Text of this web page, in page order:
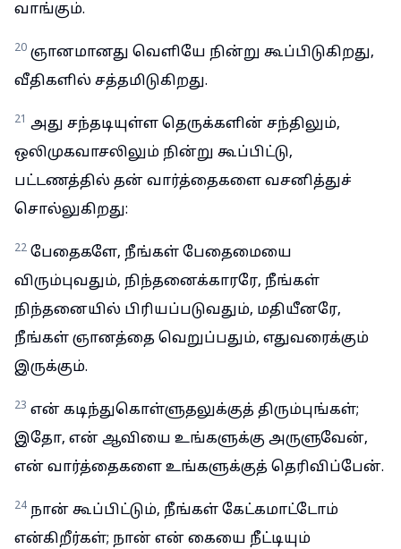
வாங்கும்.
20 ஞானமானது வெளியே நின்று கூப்பிடுகிறது,
வீதிகளில் சத்தமிடுகிறது.
21 அது சந்தடியுள்ள தெருக்களின் சந்திலும்,
ஒலிமுகவாசலிலும் நின்று கூப்பிட்டு,
பட்டணத்தில் தன் வார்த்தைகளை வசனித்துச்
சொல்லுகிறது:
22 பேதைகளே, நீங்கள் பேதைமையை
விரும்புவதும், நிந்தனைக்காரரே, நீங்கள்
நிந்தனையில் பிரியப்படுவதும், மதியீனரே,
நீங்கள் ஞானத்தை வெறுப்பதும், எதுவரைக்கும்
இருக்கும்.
23 என் கடிந்துகொள்ளுதலுக்குத் திரும்புங்கள்;
இதோ, என் ஆவியை உங்களுக்கு அருளுவேன்,
என் வார்த்தைகளை உங்களுக்குத் தெரிவிப்பேன்.
24 நான் கூப்பிட்டும், நீங்கள் கேட்கமாட்டோம்
என்கிறீர்கள்; நான் என் கையை நீட்டியும்